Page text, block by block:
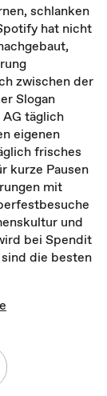
schlanken
hat nicht
zwischen der
Slogan
täglich
eigenen
frisches
kurze Pausen
mit
und
bei Spendit
die besten